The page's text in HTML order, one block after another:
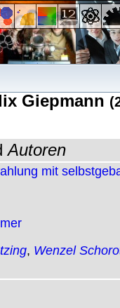
Giepmann
Autoren
mit
, Wenzel